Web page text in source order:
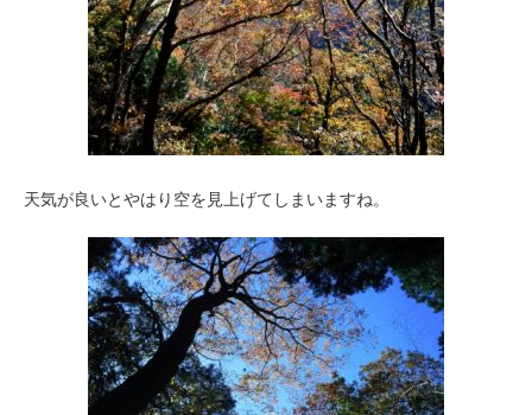
天気が良いとやはり空を見上げてしまいますね。